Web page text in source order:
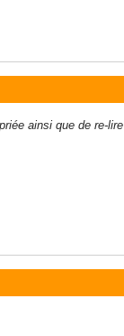
ainsi que de re-lire